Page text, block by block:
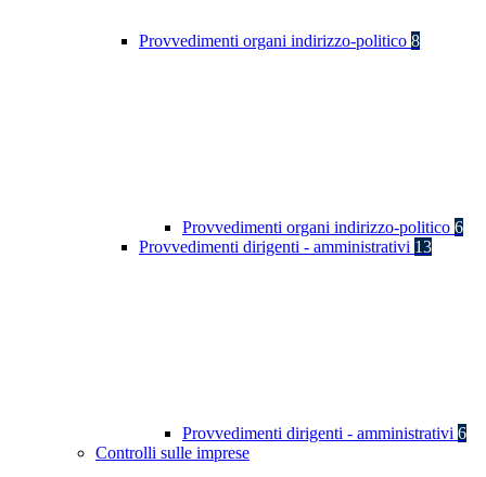
Provvedimenti organi indirizzo-politico 8
Provvedimenti organi indirizzo-politico 6
Provvedimenti dirigenti - amministrativi 13
Provvedimenti dirigenti - amministrativi 6
Controlli sulle imprese